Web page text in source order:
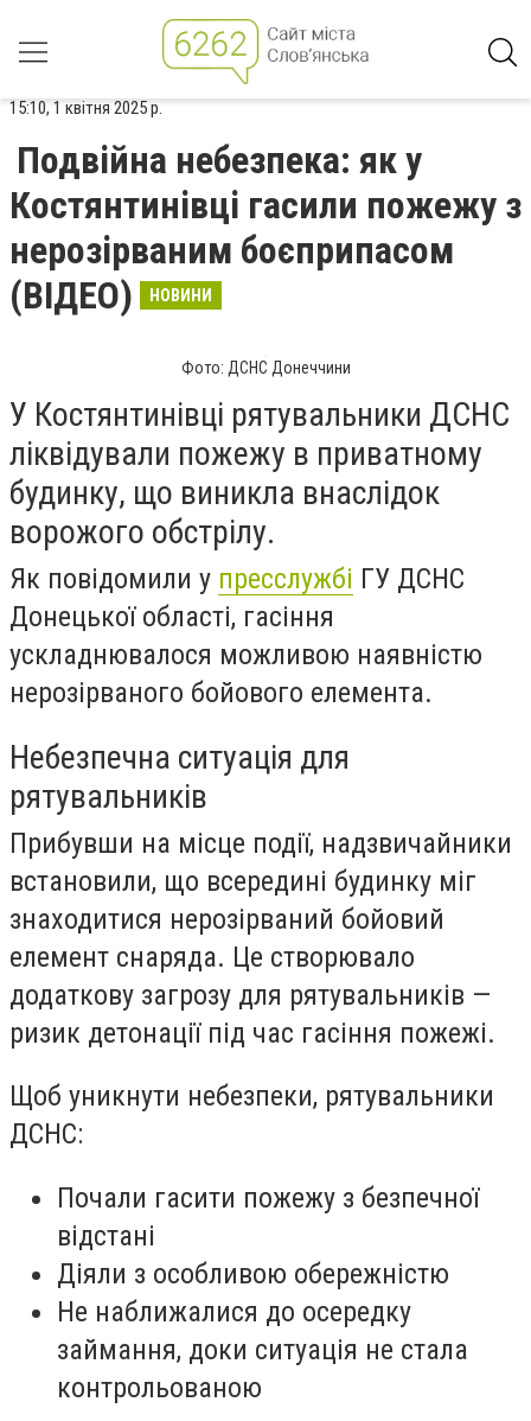
15:10, 1 квітня 2025 р.
Подвійна небезпека: як у
Костянтинівці гасили пожежу з
нерозірваним боєприпасом
(ВІДЕО)
НОВИНИ
Фото: ДСНС Донеччини
У Костянтинівці рятувальники ДСНС
ліквідували пожежу в приватному
будинку, що виникла внаслідок
ворожого обстрілу.
Як повідомили у пресслужбі ГУ ДСНС
Донецької області, гасіння
ускладнювалося можливою наявністю
нерозірваного бойового елемента.
Небезпечна ситуація для
рятувальників
Прибувши на місце події, надзвичайники
встановили, що всередині будинку міг
знаходитися нерозірваний бойовий
елемент снаряда. Це створювало
додаткову загрозу для рятувальників —
ризик детонації під час гасіння пожежі.
Щоб уникнути небезпеки, рятувальники
ДСНС:
Почали гасити пожежу з безпечної
відстані
Діяли з особливою обережністю
Не наближалися до осередку
займання, доки ситуація не стала
контрольованою